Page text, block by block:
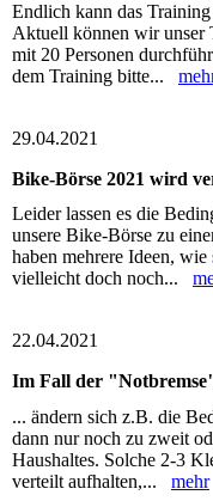
Endlich kann das
Aktuell können wir unser
mit 20 Personen
dem Training bitte...
29.04.2021
Bike-Börse 2021 wird
Leider lassen es die
unsere Bike-Börse zu
haben mehrere Ideen,
vielleicht doch noch...
22.04.2021
Im Fall der
... ändern sich z.B. die
dann nur noch zu zweit
Haushaltes. Solche 2-3
verteilt aufhalten,... mehr